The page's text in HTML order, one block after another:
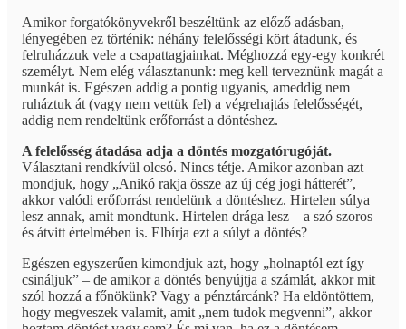
Amikor forgatókönyvekről beszéltünk az előző adásban,
lényegében ez történik: néhány felelősségi kört átadunk, és
felruházzuk vele a csapattagjainkat. Méghozzá egy-egy konkrét
személyt. Nem elég választanunk: meg kell terveznünk magát a
munkát is. Egészen addig a pontig ugyanis, ameddig nem
ruháztuk át (vagy nem vettük fel) a végrehajtás felelősségét,
addig nem rendeltünk erőforrást a döntéshez.
A felelősség átadása adja a döntés mozgatórugóját.
Választani rendkívül olcsó. Nincs tétje. Amikor azonban azt
mondjuk, hogy „Anikó rakja össze az új cég jogi hátterét”,
akkor valódi erőforrást rendelünk a döntéshez. Hirtelen súlya
lesz annak, amit mondtunk. Hirtelen drága lesz – a szó szoros
és átvitt értelmében is. Elbírja ezt a súlyt a döntés?
Egészen egyszerűen kimondjuk azt, hogy „holnaptól ezt így
csináljuk” – de amikor a döntés benyújtja a számlát, akkor mit
szól hozzá a főnökünk? Vagy a pénztárcánk? Ha eldöntöttem,
hogy megveszek valamit, amit „nem tudok megvenni”, akkor